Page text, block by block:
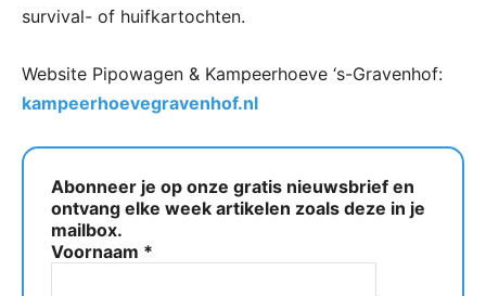
survival- of huifkartochten.
Website Pipowagen & Kampeerhoeve ‘s-Gravenhof:
kampeerhoevegravenhof.nl
Abonneer je op onze gratis nieuwsbrief en
ontvang elke week artikelen zoals deze in je
mailbox.
Voornaam *